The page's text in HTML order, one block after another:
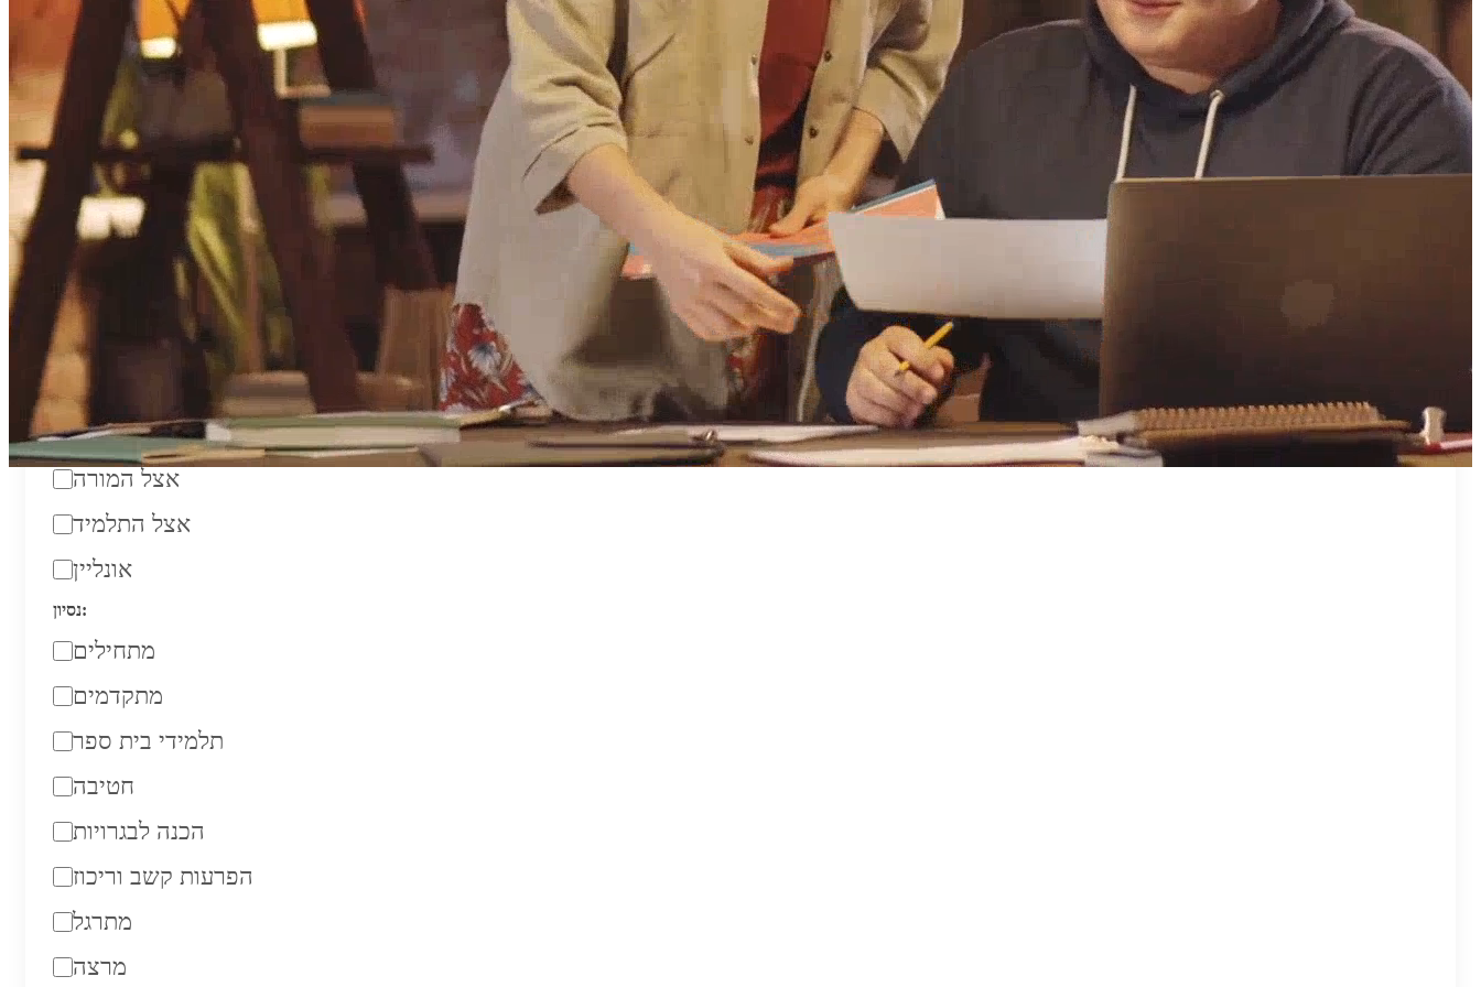
טווח מחירים לשעה:
₪50
₪200
מורה פרטי מאמן פרטי
מקום מפגש:
אצל המורה
אצל התלמיד
אונליין
נסיון:
מתחילים
מתקדמים
תלמידי בית ספר
חטיבה
הכנה לבגרויות
הפרעות קשב וריכוז
מתרגל
מרצה